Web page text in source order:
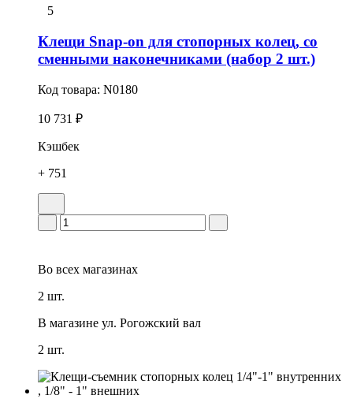
5
Клещи Snap-on для стопорных колец, со
сменными наконечниками (набор 2 шт.)
Код товара: N0180
10 731 ₽
Кэшбек
+ 751
Во всех магазинах
2 шт.
В магазине ул. Рогожский вал
2 шт.